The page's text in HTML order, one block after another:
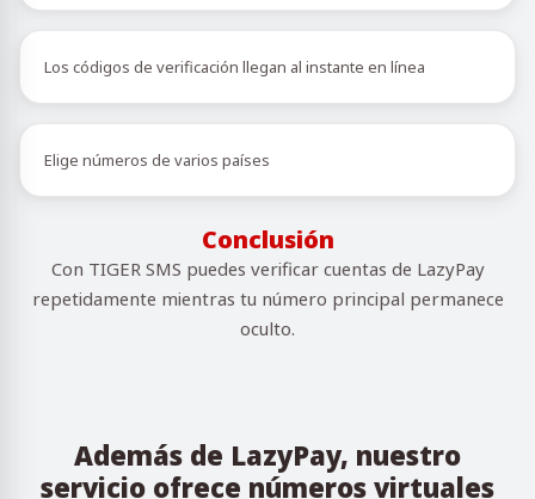
Los códigos de verificación llegan al instante en línea
Elige números de varios países
Conclusión
Con TIGER SMS puedes verificar cuentas de LazyPay
repetidamente mientras tu número principal permanece
oculto.
Además de LazyPay, nuestro
servicio ofrece números virtuales